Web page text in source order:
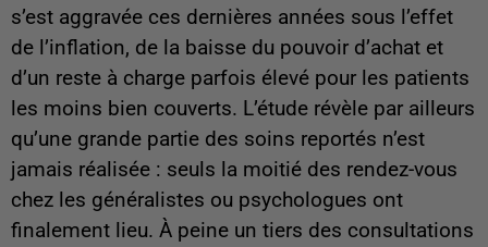
s’est aggravée ces dernières années sous l’effet
de l’inflation, de la baisse du pouvoir d’achat et
d’un reste à charge parfois élevé pour les patients
les moins bien couverts. L’étude révèle par ailleurs
qu’une grande partie des soins reportés n’est
jamais réalisée : seuls la moitié des rendez-vous
chez les généralistes ou psychologues ont
finalement lieu. À peine un tiers des consultations